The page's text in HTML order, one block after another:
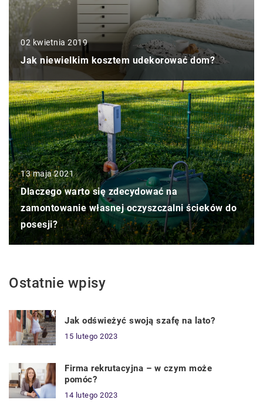
02 kwietnia 2019
Jak niewielkim kosztem udekorować dom?
13 maja 2021
Dlaczego warto się zdecydować na
zamontowanie własnej oczyszczalni ścieków do
posesji?
Ostatnie wpisy
Jak odświeżyć swoją szafę na lato?
15 lutego 2023
Firma rekrutacyjna – w czym może
pomóc?
14 lutego 2023